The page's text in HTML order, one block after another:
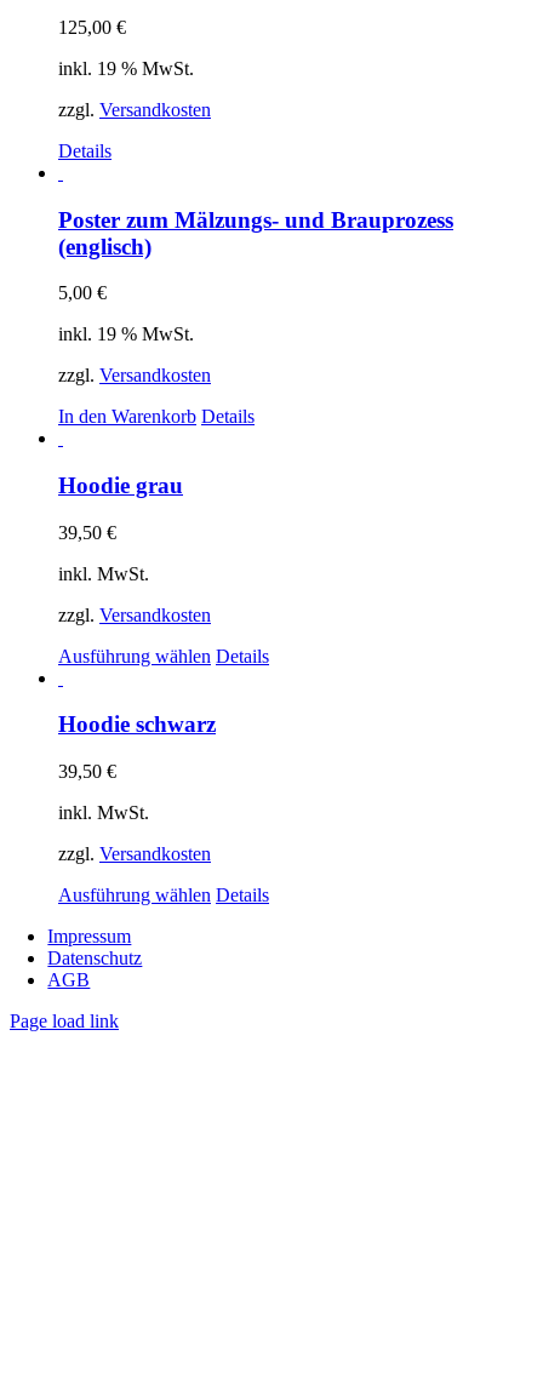
125,00 €
inkl. 19 % MwSt.
zzgl. Versandkosten
Details
Poster zum Mälzungs- und Brauprozess
(englisch)
5,00 €
inkl. 19 % MwSt.
zzgl. Versandkosten
In den Warenkorb Details
Hoodie grau
39,50 €
inkl. MwSt.
zzgl. Versandkosten
Ausführung wählen Dieses
mehrere
Produktseite
Details
Hoodie schwarz
39,50 €
inkl. MwSt.
zzgl. Versandkosten
Ausführung wählen Dieses
Details
Impressum
Datenschutz
AGB
Page load link